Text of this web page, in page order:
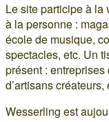
Le site participe à la
à la personne :
école de musique,
spectacles, etc. Un
présent :
d’artisans créateurs,
Wesserling est